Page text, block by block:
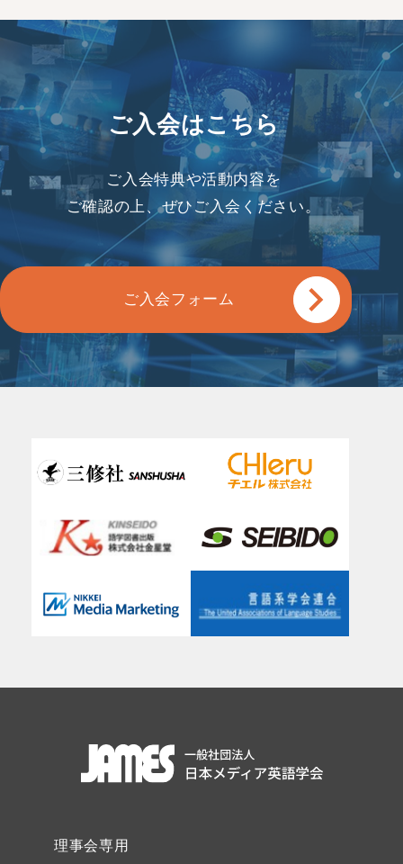
ご入会はこちら
ご入会特典や活動内容を
ご確認の上、ぜひご入会ください。
ご入会フォーム
理事会専用